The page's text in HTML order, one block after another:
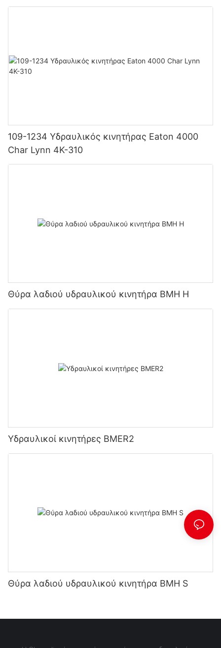
109-1234 Υδραυλικός κινητήρας Eaton 4000
Char Lynn 4K-310
Θύρα λαδιού υδραυλικού κινητήρα BMH H
Υδραυλικοί κινητήρες BMER2
Θύρα λαδιού υδραυλικού κινητήρα BMH S